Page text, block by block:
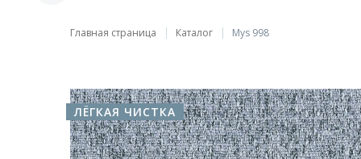
Главная страница Каталог Mys 998
ЛЁГКАЯ ЧИСТКА